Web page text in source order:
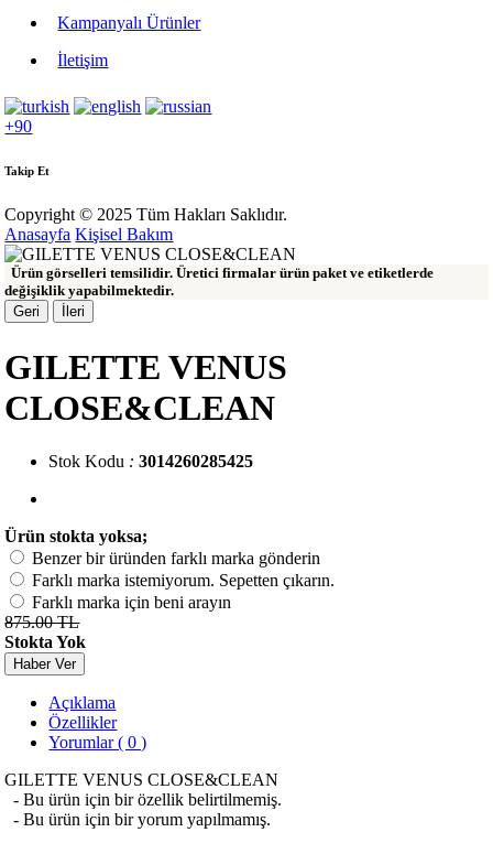
Kampanyalı Ürünler
İletişim
+90
Takip Et
Copyright © 2025 Tüm Hakları Saklıdır.
Anasayfa Kişisel Bakım
Ürün görselleri temsilidir. Üretici firmalar ürün paket ve etiketlerde
değişiklik yapabilmektedir.
Geri
İleri
GILETTE VENUS
CLOSE&CLEAN
Stok Kodu : 3014260285425
Ürün stokta yoksa;
Benzer bir üründen farklı marka gönderin
Farklı marka istemiyorum. Sepetten çıkarın.
Farklı marka için beni arayın
875.00 TL
Stokta Yok
Haber Ver
Açıklama
Özellikler
Yorumlar ( 0 )
GILETTE VENUS CLOSE&CLEAN
- Bu ürün için bir özellik belirtilmemiş.
- Bu ürün için bir yorum yapılmamış.